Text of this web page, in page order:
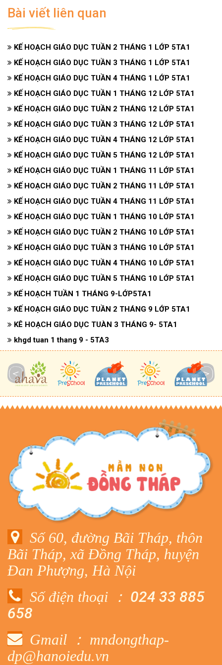
Bài viết liên quan
KẾ HOẠCH GIÁO DỤC TUẦN 2 THÁNG 1 LỚP 5TA1
KẾ HOẠCH GIÁO DỤC TUẦN 3 THÁNG 1 LỚP 5TA1
KẾ HOẠCH GIÁO DỤC TUẦN 4 THÁNG 1 LỚP 5TA1
KẾ HOẠCH GIÁO DỤC TUẦN 1 THÁNG 12 LỚP 5TA1
KẾ HOẠCH GIÁO DỤC TUẦN 2 THÁNG 12 LỚP 5TA1
KẾ HOẠCH GIÁO DỤC TUẦN 3 THÁNG 12 LỚP 5TA1
KẾ HOẠCH GIÁO DỤC TUẦN 4 THÁNG 12 LỚP 5TA1
KẾ HOẠCH GIÁO DỤC TUẦN 5 THÁNG 12 LỚP 5TA1
KẾ HOẠCH GIÁO DỤC TUẦN 1 THÁNG 11 LỚP 5TA1
KẾ HOẠCH GIÁO DỤC TUẦN 2 THÁNG 11 LỚP 5TA1
KẾ HOẠCH GIÁO DỤC TUẦN 4 THÁNG 11 LỚP 5TA1
KẾ HOẠCH GIÁO DỤC TUẦN 1 THÁNG 10 LỚP 5TA1
KẾ HOẠCH GIÁO DỤC TUẦN 2 THÁNG 10 LỚP 5TA1
KẾ HOẠCH GIÁO DỤC TUẦN 3 THÁNG 10 LỚP 5TA1
KẾ HOẠCH GIÁO DỤC TUẦN 4 THÁNG 10 LỚP 5TA1
KẾ HOẠCH GIÁO DỤC TUẦN 5 THÁNG 10 LỚP 5TA1
KẾ HOẠCH TUẦN 1 THÁNG 9-LỚP5TA1
KẾ HOẠCH GIÁO DỤC TUẦN 2 THÁNG 9 LỚP 5TA1
KÊ HOẠCH GIÁO DỤC TUÀN 3 THÁNG 9- 5TA1
khgd tuan 1 thang 9 - 5TA3
Số 60, đường Bãi Tháp, thôn
Bãi Tháp, xã Đồng Tháp, huyện
Đan Phượng, Hà Nội
Số điện thoại ： 024 33 885
658
Gmail ： mndongthap-
dp@hanoiedu.vn